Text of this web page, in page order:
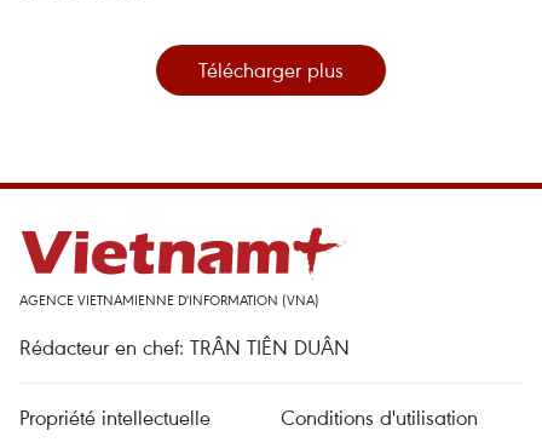
Télécharger plus
AGENCE VIETNAMIENNE D'INFORMATION (VNA)
Rédacteur en chef: TRÂN TIÊN DUÂN
Propriété intellectuelle
Conditions d'utilisation